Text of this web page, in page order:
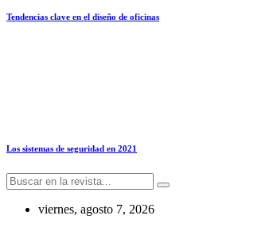
Tendencias clave en el diseño de oficinas
Los sistemas de seguridad en 2021
viernes, agosto 7, 2026